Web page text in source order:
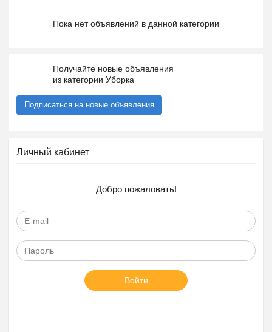
Пока нет объявлений в данной категории
Получайте новые объявления
из категории Уборка
Подписаться на новые объявления
Личный кабинет
Добро пожаловать!
Войти